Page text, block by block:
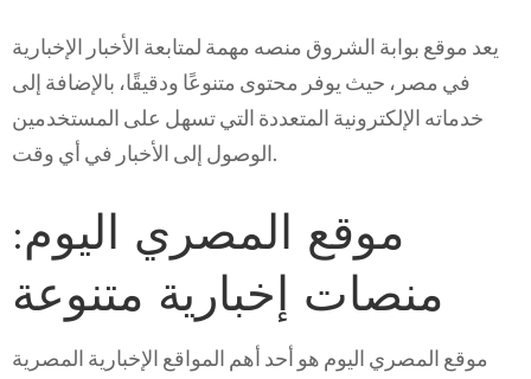
يعد موقع بوابة الشروق منصه مهمة لمتابعة الأخبار الإخبارية
في مصر، حيث يوفر محتوى متنوعًا ودقيقًا، بالإضافة إلى
خدماته الإلكترونية المتعددة التي تسهل على المستخدمين
الوصول إلى الأخبار في أي وقت.
موقع المصري اليوم:
منصات إخبارية متنوعة
موقع المصري اليوم هو أحد أهم المواقع الإخبارية المصرية